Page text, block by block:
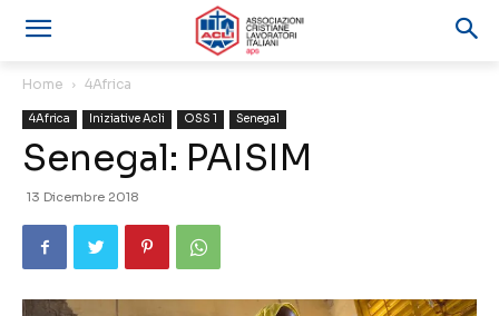
Home 4Africa
4Africa Iniziative Acli OSS 1 Senegal
Senegal: PAISIM
13 Dicembre 2018